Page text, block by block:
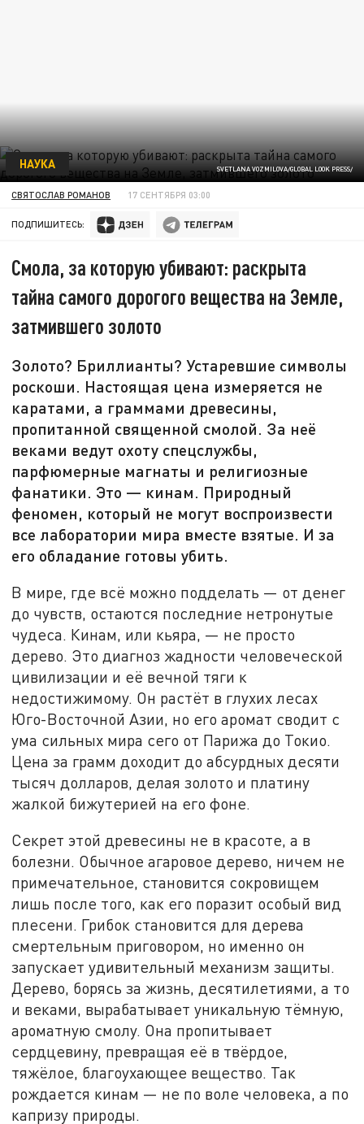
SVETLANA VOZMILOVA/GLOBAL LOOK PRESS/
НАУКА
СВЯТОСЛАВ РОМАНОВ 17 СЕНТЯБРЯ 03:00
ПОДПИШИТЕСЬ:
Смола, за которую убивают: раскрыта
тайна самого дорогого вещества на Земле,
затмившего золото
Золото? Бриллианты? Устаревшие символы
роскоши. Настоящая цена измеряется не
каратами, а граммами древесины,
пропитанной священной смолой. За неё
веками ведут охоту спецслужбы,
парфюмерные магнаты и религиозные
фанатики. Это — кинам. Природный
феномен, который не могут воспроизвести
все лаборатории мира вместе взятые. И за
его обладание готовы убить.
В мире, где всё можно подделать — от денег
до чувств, остаются последние нетронутые
чудеса. Кинам, или кьяра, — не просто
дерево. Это диагноз жадности человеческой
цивилизации и её вечной тяги к
недостижимому. Он растёт в глухих лесах
Юго-Восточной Азии, но его аромат сводит с
ума сильных мира сего от Парижа до Токио.
Цена за грамм доходит до абсурдных десяти
тысяч долларов, делая золото и платину
жалкой бижутерией на его фоне.
Секрет этой древесины не в красоте, а в
болезни. Обычное агаровое дерево, ничем не
примечательное, становится сокровищем
лишь после того, как его поразит особый вид
плесени. Грибок становится для дерева
смертельным приговором, но именно он
запускает удивительный механизм защиты.
Дерево, борясь за жизнь, десятилетиями, а то
и веками, вырабатывает уникальную тёмную,
ароматную смолу. Она пропитывает
сердцевину, превращая её в твёрдое,
тяжёлое, благоухающее вещество. Так
рождается кинам — не по воле человека, а по
капризу природы.